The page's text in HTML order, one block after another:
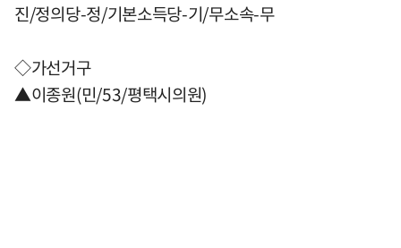
진/정의당-정/기본소득당-기/무소속-무
◇가선거구
▲이종원(민/53/평택시의원)